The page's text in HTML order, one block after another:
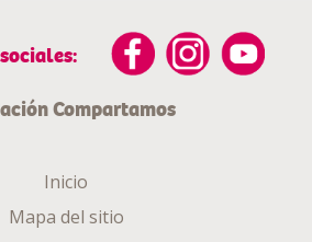
Compartamos
Inicio
Mapa del sitio